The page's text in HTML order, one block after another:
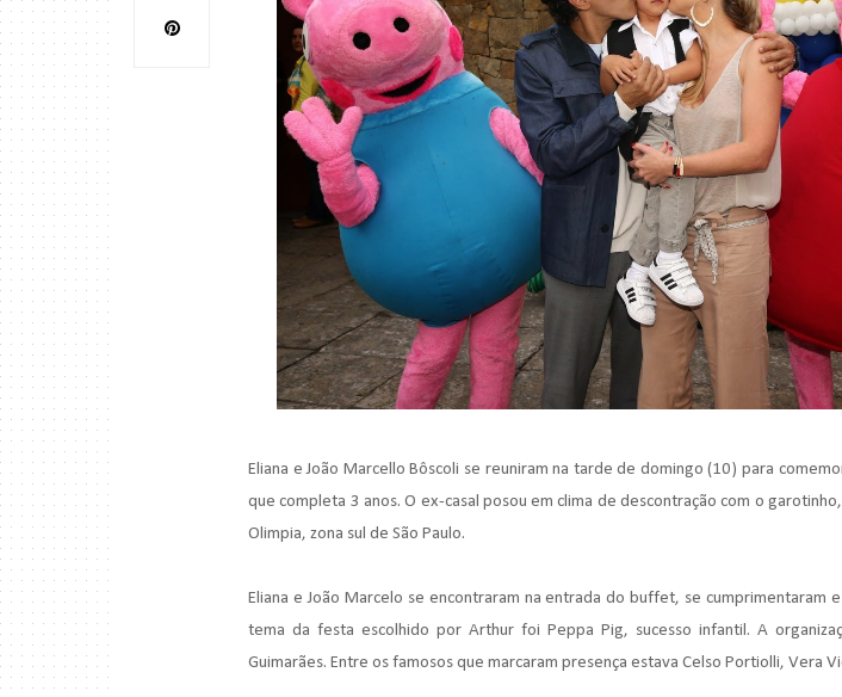
Eliana e João Marcello Bôscoli se reuniram na tarde de domingo (10) para
que completa 3 anos. O ex-casal posou em clima de descontração com o
Olimpia, zona sul de São Paulo.
Eliana e João Marcelo se encontraram na entrada do buffet, se cumprimentaram
tema da festa escolhido por Arthur foi Peppa Pig, sucesso infantil. A
Guimarães. Entre os famosos que marcaram presença estava Celso Portiolli, Vera